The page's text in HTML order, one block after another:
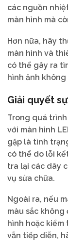
các nguồn
màn hình mà
Hơn nữa, hãy
màn hình và
có thể gây ra
hình ảnh không
Giải quyết
Trong quá
với màn hình
gặp là tình
có thể do lỗi
tra lại các dây
vụ sửa chữa.
Ngoài ra, nếu
màu sắc
hình hoặc kiểm
vẫn tiếp diễn,